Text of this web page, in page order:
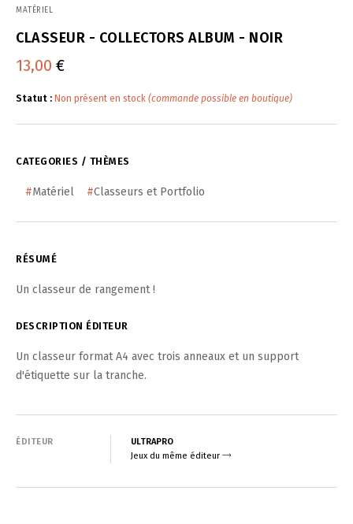
MATÉRIEL
CLASSEUR - COLLECTORS ALBUM - NOIR
13,00 €
Statut : Non présent en stock (commande possible en boutique)
CATEGORIES / THÈMES
#Matériel #Classeurs et Portfolio
RÉSUMÉ
Un classeur de rangement !
DESCRIPTION ÉDITEUR
Un classeur format A4 avec trois anneaux et un support
d'étiquette sur la tranche.
ÉDITEUR
ULTRAPRO
Jeux du même éditeur